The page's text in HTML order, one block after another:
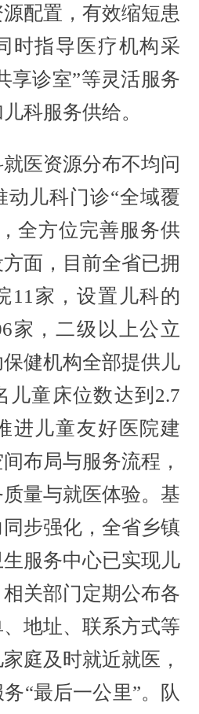
配置，有效缩短患
时指导医疗机构采
享诊室”等灵活服务
科服务供给。
资源分布不均问
动儿科门诊“全域覆
全方位完善服务供
面，目前全省已拥
11家，设置儿科的
家，二级以上公立
健机构全部提供儿
儿童床位数达到2.7
进儿童友好医院建
布局与服务流程，
量与就医体验。基
步强化，全省乡镇
服务中心已实现儿
关部门定期公布各
地址、联系方式等
庭及时就近就医，
“最后一公里”。队